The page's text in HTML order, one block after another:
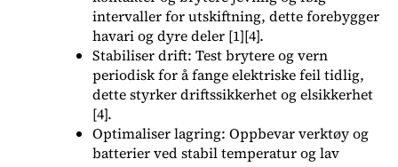
intervaller for utskiftning, dette forebygger
havari og dyre deler [1][4].
Stabiliser drift: Test brytere og vern
periodisk for å fange elektriske feil tidlig,
dette styrker driftssikkerhet og elsikkerhet
[4].
Optimaliser lagring: Oppbevar verktøy og
batterier ved stabil temperatur og lav